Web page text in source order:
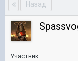
Назад
Участник